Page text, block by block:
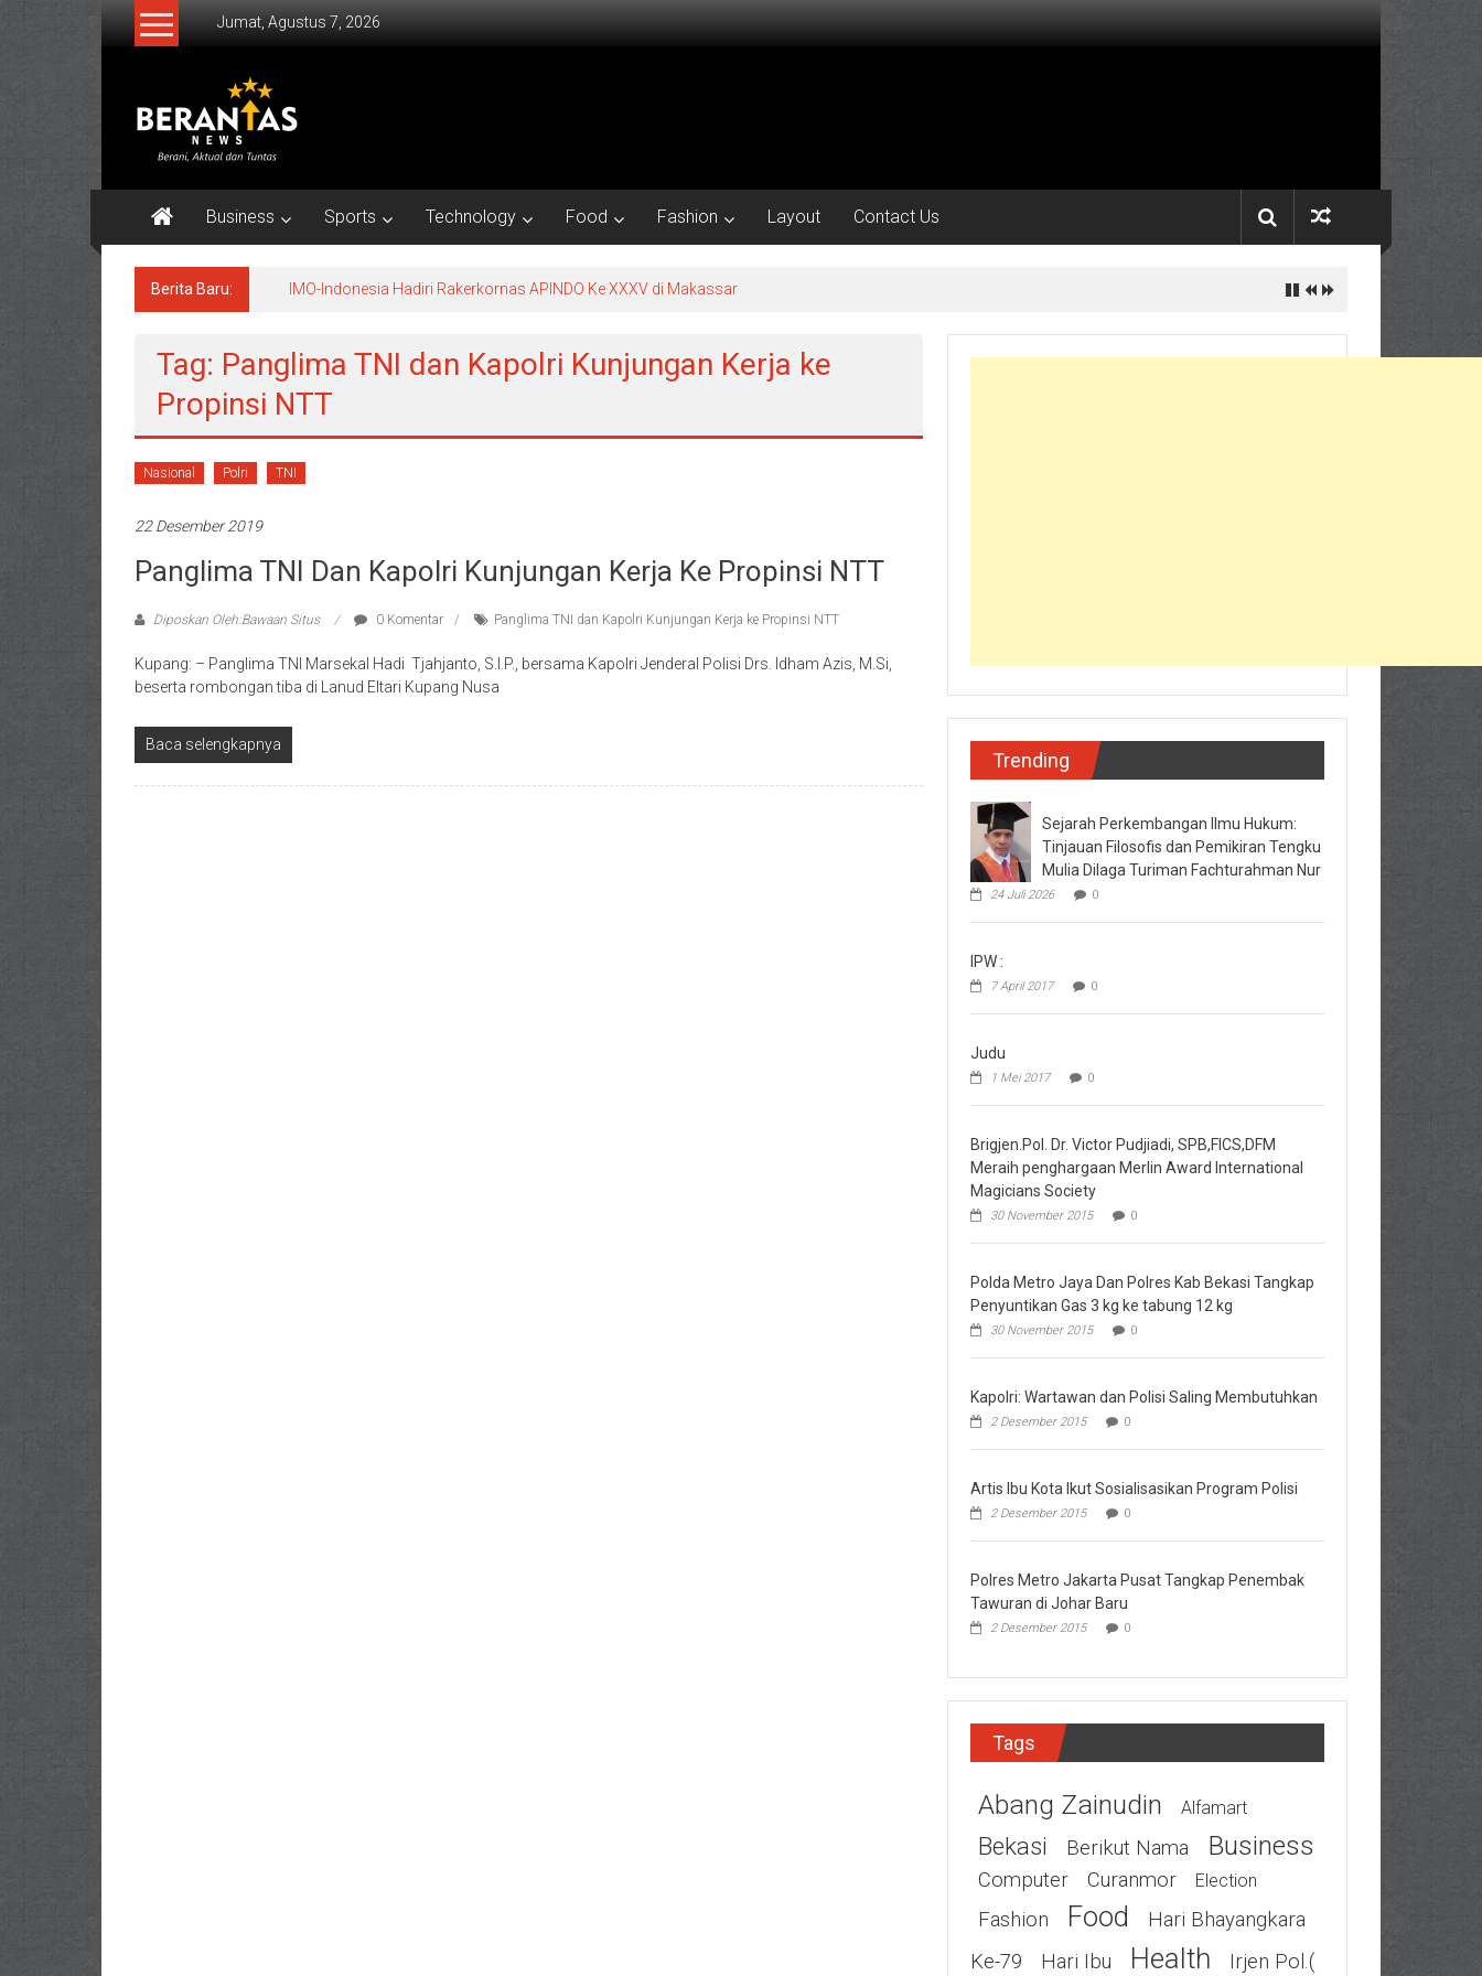
Lompat
Jumat, Agustus 7, 2026
BERANTAS
NEWS
Tuntas.
Business Sports Technology Food Fashion Layout Contact Us
Berita Baru: IMO-Indonesia Hadiri Rakerkornas APINDO Ke XXXV di Makassar
Tag: Panglima TNI dan Kapolri Kunjungan Kerja ke
Propinsi NTT
Nasional Polri TNI
22 Desember 2019
Panglima TNI Dan Kapolri Kunjungan Kerja Ke Propinsi NTT
Diposkan Oleh:Bawaan Situs 0 Komentar Panglima TNI dan Kapolri Kunjungan Kerja ke Propinsi NTT
Kupang: – Panglima TNI Marsekal Hadi Tjahjanto, S.I.P., bersama Kapolri Jenderal Polisi Drs. Idham Azis, M.Si,
beserta rombongan tiba di Lanud Eltari Kupang Nusa
Baca selengkapnya
Trending
Sejarah Perkembangan Ilmu Hukum:
Tinjauan Filosofis dan Pemikiran Tengku
Mulia Dilaga Turiman Fachturahman Nur
24 Juli 2026 0
IPW :
7 April 2017 0
Judu
1 Mei 2017 0
Brigjen.Pol. Dr. Victor Pudjiadi, SPB,FICS,DFM
Meraih penghargaan Merlin Award International
Magicians Society
30 November 2015 0
Polda Metro Jaya Dan Polres Kab Bekasi Tangkap
Penyuntikan Gas 3 kg ke tabung 12 kg
30 November 2015 0
Kapolri: Wartawan dan Polisi Saling Membutuhkan
2 Desember 2015 0
Artis Ibu Kota Ikut Sosialisasikan Program Polisi
2 Desember 2015 0
Polres Metro Jakarta Pusat Tangkap Penembak
Tawuran di Johar Baru
2 Desember 2015 0
Tags
Abang Zainudin Alfamart
Bekasi Berikut Nama Business
Computer Curanmor Election
Fashion Food
Hari Bhayangkara
Ke-79
Hari Ibu Health
Irjen Pol.(